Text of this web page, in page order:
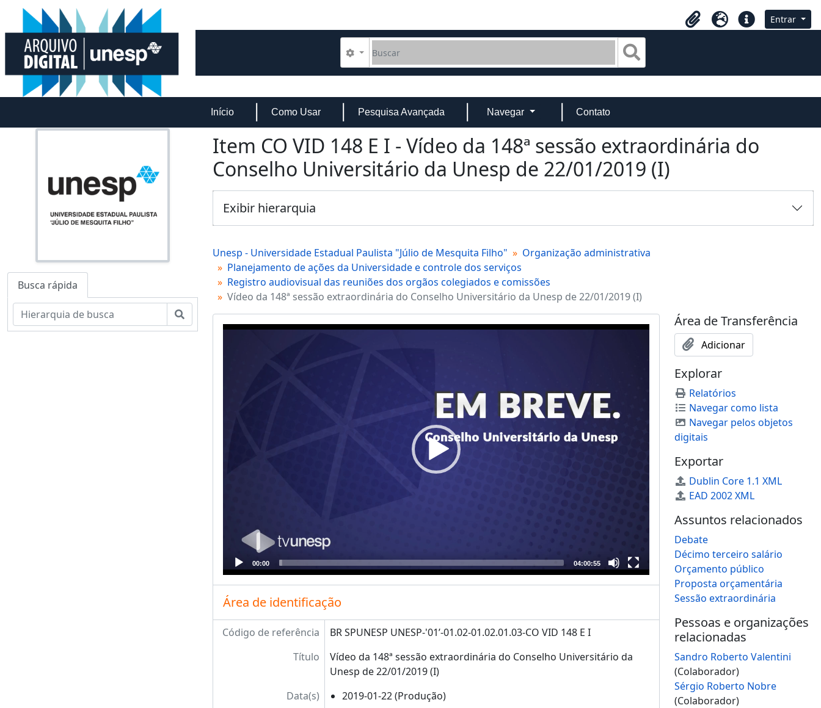
Skip to main content
Área de Transferência
IdiomaAtalhos Entrar
Buscar
Opções de busca
Início Como Usar Pesquisa Avançada Navegar Contato
Busca rápida
Buscar
Item CO VID 148 E I - Vídeo da 148ª sessão extraordinária do
Conselho Universitário da Unesp de 22/01/2019 (I)
Exibir hierarquia
Unesp - Universidade Estadual Paulista "Júlio de Mesquita Filho"
Organização administrativa
Planejamento de ações da Universidade e controle dos serviços
Registro audiovisual das reuniões dos orgãos colegiados e comissões
Vídeo da 148ª sessão extraordinária do Conselho Universitário da Unesp de 22/01/2019 (I)
Video
00:00 04:00:55
Área de identificação
Código de referência
BR SPUNESP UNESP-'01’-01.02-01.02.01.03-CO VID 148 E I
Título
Vídeo da 148ª sessão extraordinária do Conselho Universitário da
Unesp de 22/01/2019 (I)
Data(s)
2019-01-22 (Produção)
Área de Transferência
Adicionar
Explorar
Relatórios
Navegar como lista
Navegar pelos objetos
digitais
Exportar
Dublin Core 1.1 XML
EAD 2002 XML
Assuntos relacionados
Debate
Décimo terceiro salário
Orçamento público
Proposta orçamentária
Sessão extraordinária
Pessoas e organizações
relacionadas
Sandro Roberto Valentini
(Colaborador)
Sérgio Roberto Nobre
(Colaborador)